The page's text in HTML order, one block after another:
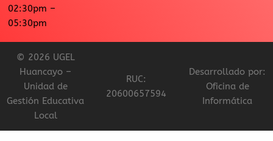
02:30pm –
05:30pm
© 2026 UGEL
Huancayo –
Unidad de
Gestión Educativa
Local
RUC:
20600657594
Desarrollado por:
Oficina de
Informática